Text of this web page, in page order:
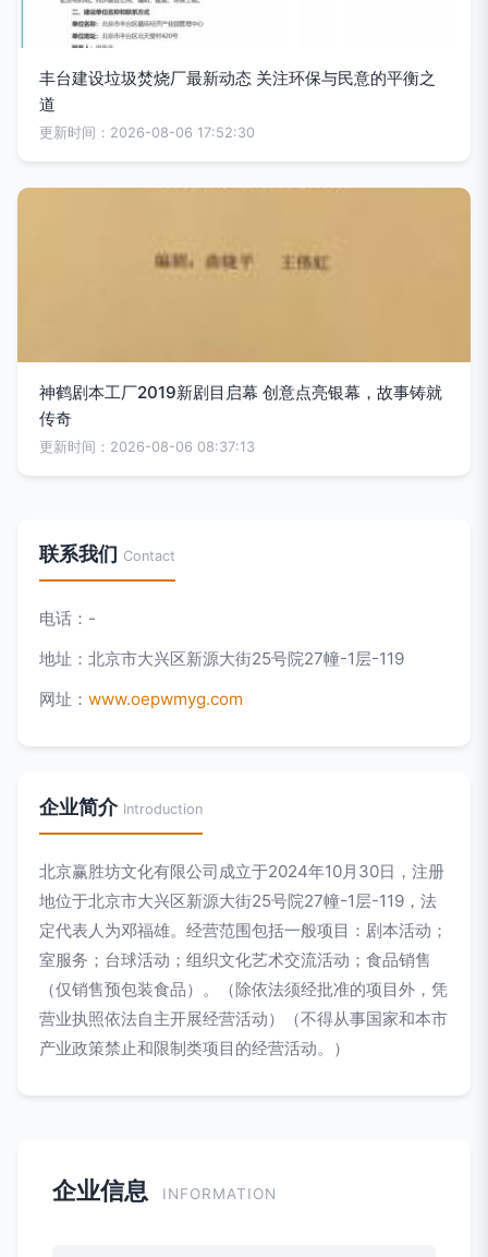
丰台建设垃圾焚烧厂最新动态 关注环保与民意的平衡之
道
更新时间：2026-08-06 17:52:30
神鹤剧本工厂2019新剧目启幕 创意点亮银幕，故事铸就
传奇
更新时间：2026-08-06 08:37:13
联系我们 Contact
电话：-
地址：北京市大兴区新源大街25号院27幢-1层-119
网址： www.oepwmyg.com
企业简介 Introduction
北京赢胜坊文化有限公司成立于2024年10月30日，注册
地位于北京市大兴区新源大街25号院27幢-1层-119，法
定代表人为邓福雄。经营范围包括一般项目：剧本活动；
室服务；台球活动；组织文化艺术交流活动；食品销售
（仅销售预包装食品）。（除依法须经批准的项目外，凭
营业执照依法自主开展经营活动）（不得从事国家和本市
产业政策禁止和限制类项目的经营活动。）
企业信息 INFORMATION